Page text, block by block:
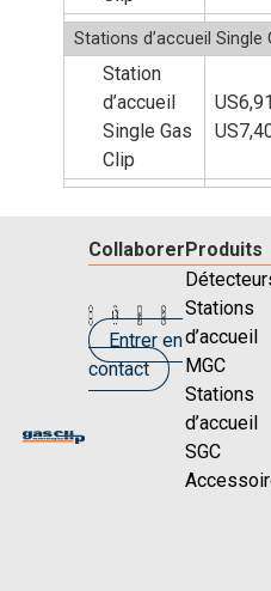
Stations d’accueil Single
Station
d’accueil
Single Gas
Clip
Collaborer
Entrer en
contact
Produits
Stations
d’accueil
MGC
Stations
d’accueil
SGC